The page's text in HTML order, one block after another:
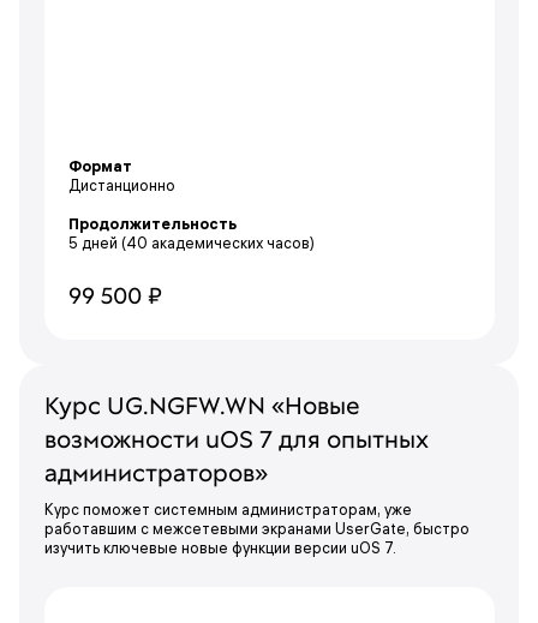
Формат
Дистанционно
Продолжительность
5 дней (40 академических часов)
99 500 ₽
Курс UG.NGFW.WN «Новые
возможности uOS 7 для опытных
администраторов»
Курс поможет системным администраторам, уже
работавшим с межсетевыми экранами UserGate, быстро
изучить ключевые новые функции версии uOS 7.